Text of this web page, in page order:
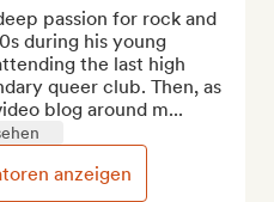
passion for rock and
during his young
the last high
queer club. Then, as
blog around m...
anzeigen